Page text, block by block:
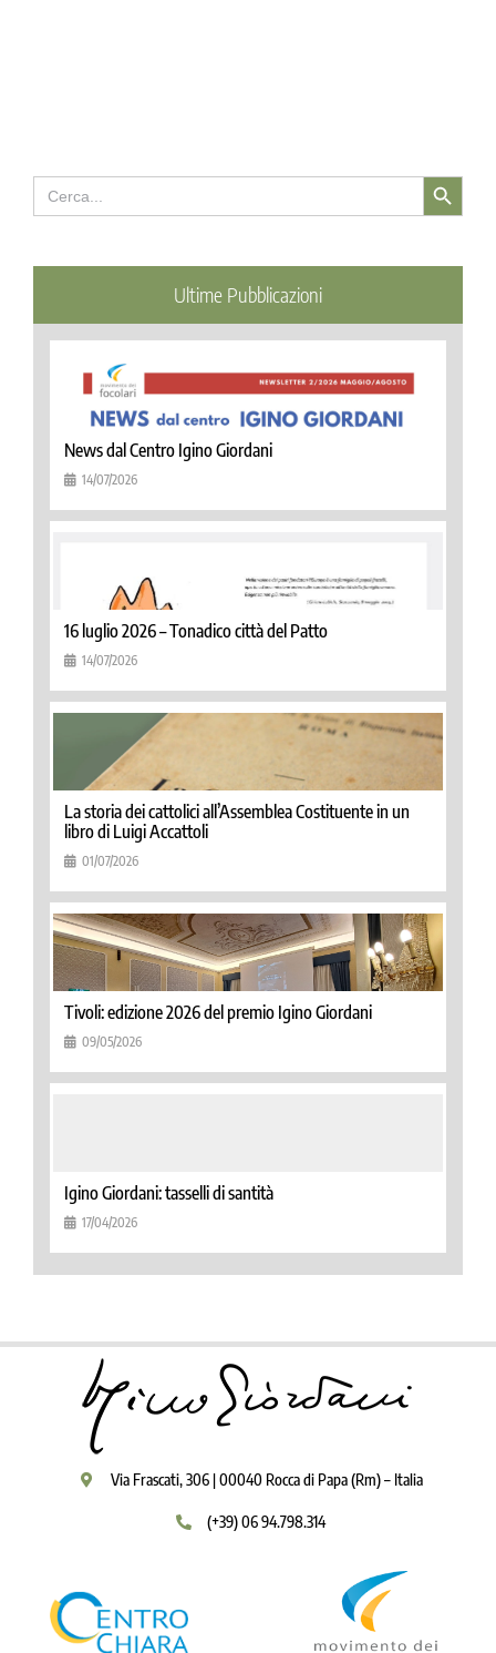
Search
for:
Search Button
Ultime Pubblicazioni
News dal Centro Igino Giordani
14/07/2026
16 luglio 2026 – Tonadico città del Patto
14/07/2026
La storia dei cattolici all’Assemblea Costituente in un
libro di Luigi Accattoli
01/07/2026
Tivoli: edizione 2026 del premio Igino Giordani
09/05/2026
Igino Giordani: tasselli di santità
17/04/2026
Via Frascati, 306 | 00040 Rocca di Papa (Rm) – Italia
(+39) 06 94.798.314